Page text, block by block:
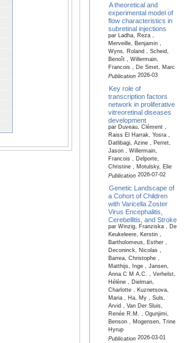
A theoretical and
experimental model of
flow characteristics in
subretinal injections
par Ladha, Reza ,
Merveille, Benjamin ,
Wyns, Roland , Scheid,
Benoît , Willermain,
Francois , De Smet, Marc
Publication2026-03
Key role of
transcription factors
network in proliferative
vitreoretinal diseases
development
par Duveau, Clément ,
Raiss El Harrak, Yosra ,
Datlibagi, Azine , Perret,
Jason , Willermain,
Francois , Delporte,
Christine , Motulsky, Elie
Publication2026-07-02
Genetic Landscape of
a Cohort of Children
with Varicella Zoster
Virus Encephalitis,
Cerebellitis, and Stroke
par Winzig, Franziska , De
Keukeleere, Kerstin ,
Bartholomeus, Esther ,
Deconinck, Nicolas ,
Barrea, Christophe ,
Matthijs, Inge , Jansen,
Anna C M A.C. , Verhelst,
Hélène , Dielman,
Charlotte , Kuznetsova,
Maria , Ha, My , Suls,
Arvid , Van Der Sluis,
Renée R.M. , Ogunjimi,
Benson , Mogensen, Trine
Hyrup
Publication2026-03-01